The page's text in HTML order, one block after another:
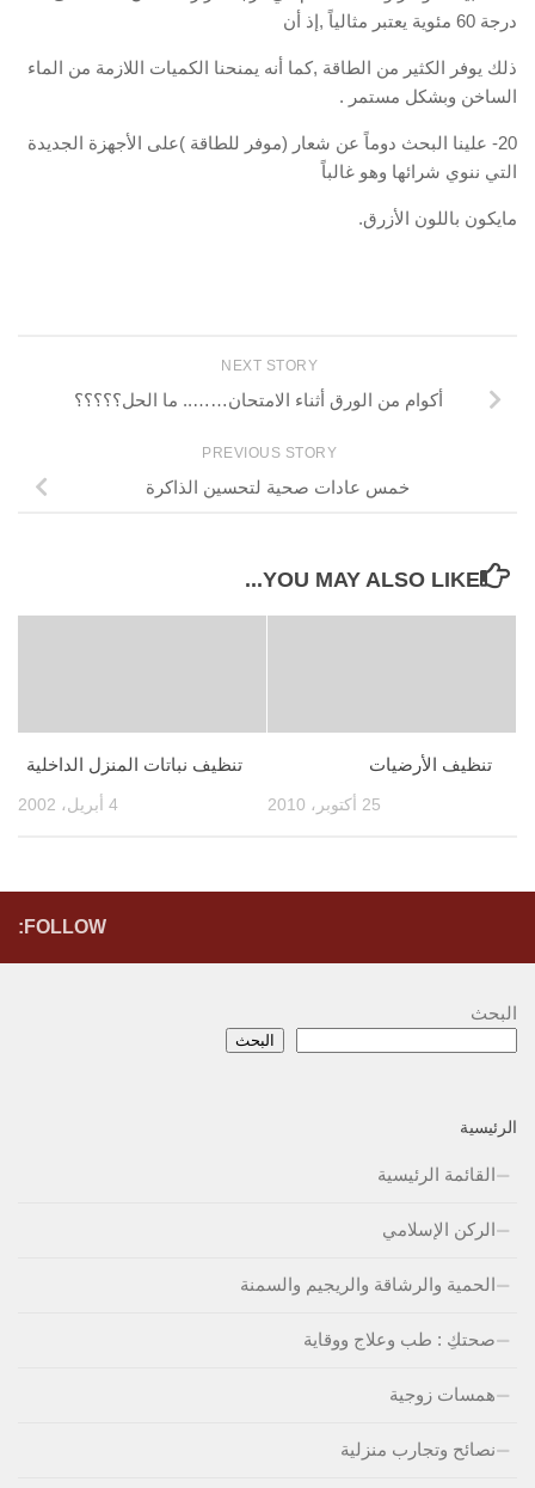
درجة 60 مئوية يعتبر مثالياً ,إذ أن
ذلك يوفر الكثير من الطاقة ,كما أنه يمنحنا الكميات اللازمة من الماء
الساخن وبشكل مستمر .
20- علينا البحث دوماً عن شعار (موفر للطاقة )على الأجهزة الجديدة
التي ننوي شرائها وهو غالباً
مايكون باللون الأزرق.
NEXT STORY
أكوام من الورق أثناء الامتحان…….. ما الحل؟؟؟؟؟
PREVIOUS STORY
خمس عادات صحية لتحسين الذاكرة
YOU MAY ALSO LIKE...
تنظيف نباتات المنزل الداخلية
4 أبريل، 2002
تنظيف الأرضيات
25 أكتوبر، 2010
FOLLOW:
البحث
البحث
الرئيسية
القائمة الرئيسية
الركن الإسلامي
الحمية والرشاقة والريجيم والسمنة
صحتكِ : طب وعلاج ووقاية
همسات زوجية
نصائح وتجارب منزلية